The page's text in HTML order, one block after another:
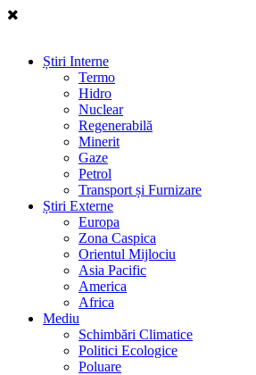
Știri Interne
Termo
Hidro
Nuclear
Regenerabilă
Minerit
Gaze
Petrol
Transport și Furnizare
Știri Externe
Europa
Zona Caspica
Orientul Mijlociu
Asia Pacific
America
Africa
Mediu
Schimbări Climatice
Politici Ecologice
Poluare